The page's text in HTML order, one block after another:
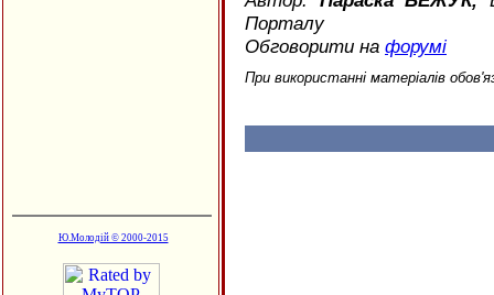
Ю.Молодій © 2000-2015
Порталу
Обговорити на форумі
При використанні матеріалів